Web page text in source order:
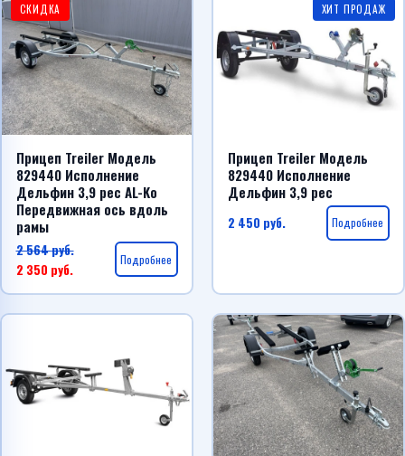
WhatsApp
СКИДКА
Прицеп Treiler Модель
829440 Исполнение
Дельфин 3,9 рес AL-Ko
Передвижная ось вдоль
рамы
2 564руб.
2 350 руб.
Подробнее
ХИТ ПРОДАЖ
Прицеп Treiler Модель
829440 Исполнение
Дельфин 3,9 рес
2 450 руб. Подробнее